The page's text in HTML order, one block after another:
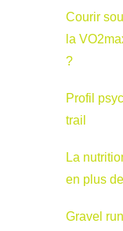
Courir
la
?
Profil
trail
La
en plus
Gravel